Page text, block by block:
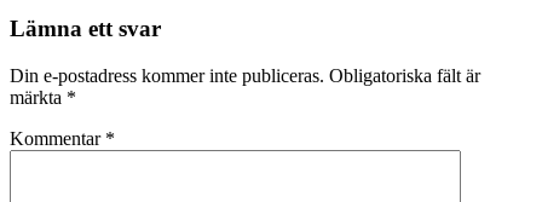
Lämna ett svar
Din e-postadress kommer inte publiceras. Obligatoriska fält är
märkta *
Kommentar *